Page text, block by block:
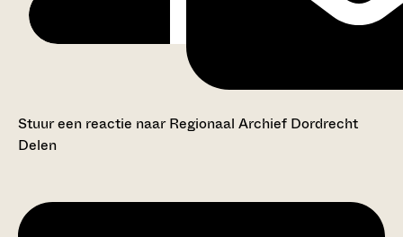
Stuur een reactie naar Regionaal Archief Dordrecht
Delen